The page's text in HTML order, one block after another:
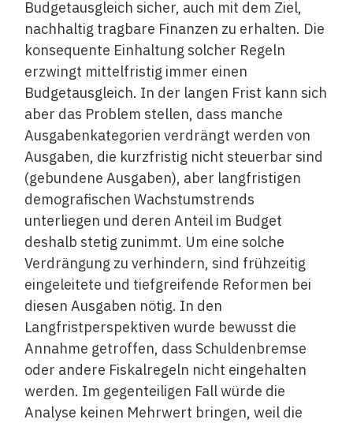
Budgetausgleich sicher, auch mit dem Ziel,
nachhaltig tragbare Finanzen zu erhalten. Die
konsequente Einhaltung solcher Regeln
erzwingt mittelfristig immer einen
Budgetausgleich. In der langen Frist kann sich
aber das Problem stellen, dass manche
Ausgabenkategorien verdrängt werden von
Ausgaben, die kurzfristig nicht steuerbar sind
(gebundene Ausgaben), aber langfristigen
demografischen Wachstumstrends
unterliegen und deren Anteil im Budget
deshalb stetig zunimmt. Um eine solche
Verdrängung zu verhindern, sind frühzeitig
eingeleitete und tiefgreifende Reformen bei
diesen Ausgaben nötig. In den
Langfristperspektiven wurde bewusst die
Annahme getroffen, dass Schuldenbremse
oder andere Fiskalregeln nicht eingehalten
werden. Im gegenteiligen Fall würde die
Analyse keinen Mehrwert bringen, weil die